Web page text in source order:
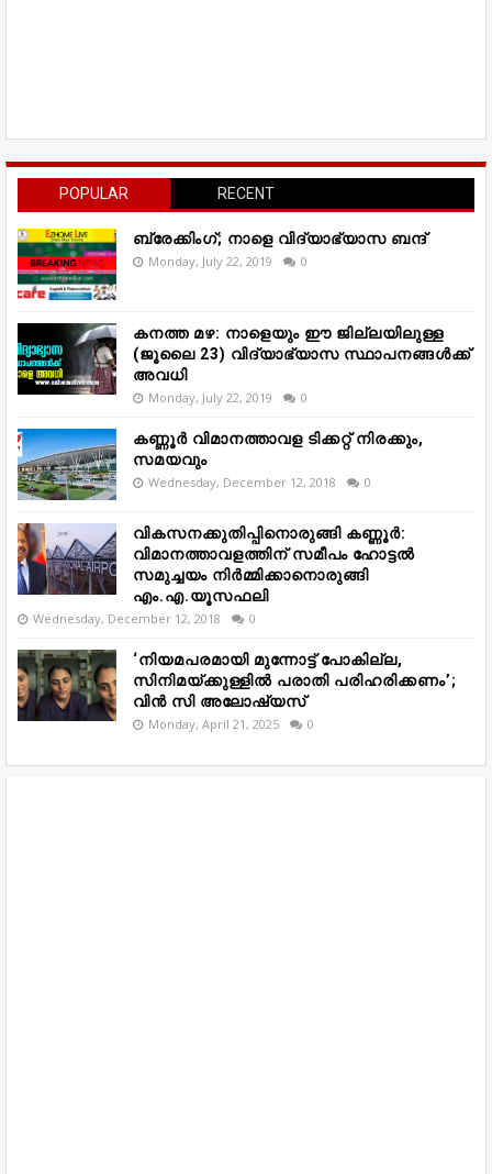
POPULAR RECENT
ബ്രേക്കിംഗ്; നാളെ വിദ്യാഭ്യാസ ബന്ദ്
Monday, July 22, 2019 0
കനത്ത മഴ: നാളെയും ഈ ജില്ലയിലുള്ള
(ജൂലൈ 23) വിദ്യാഭ്യാസ സ്ഥാപനങ്ങൾക്ക്
അവധി
Monday, July 22, 2019 0
കണ്ണൂർ വിമാനത്താവള ടിക്കറ്റ് നിരക്കും,
സമയവും
Wednesday, December 12, 2018 0
വികസനക്കുതിപ്പിനൊരുങ്ങി കണ്ണൂർ:
വിമാനത്താവളത്തിന് സമീപം ഹോട്ടൽ
സമുച്ചയം നിർമ്മിക്കാനൊരുങ്ങി
എം.എ.യൂസഫലി
Wednesday, December 12, 2018 0
‘നിയമപരമായി മുന്നോട്ട് പോകില്ല,
സിനിമയ്ക്കുള്ളിൽ പരാതി പരിഹരിക്കണം’;
വിൻ സി അലോഷ്യസ്
Monday, April 21, 2025 0